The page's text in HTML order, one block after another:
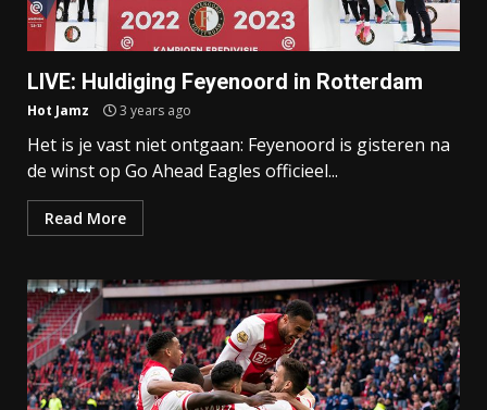
LIVE: Huldiging Feyenoord in Rotterdam
Hot Jamz 3 years ago
Het is je vast niet ontgaan: Feyenoord is gisteren na
de winst op Go Ahead Eagles officieel...
Read More